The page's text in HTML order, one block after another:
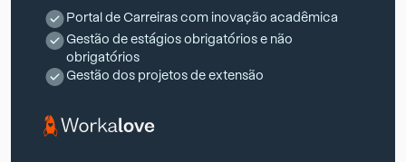
Portal de Carreiras com inovação acadêmica
Gestão de estágios obrigatórios e não
obrigatórios
Gestão dos projetos de extensão